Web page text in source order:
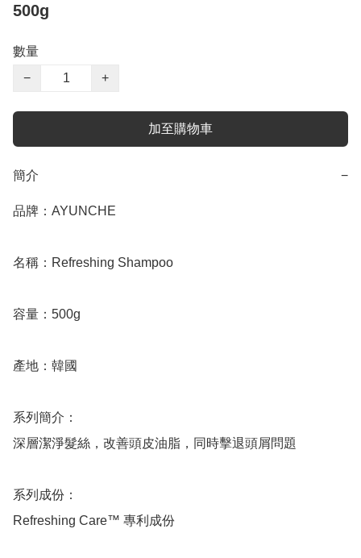
500g
數量
−
+
加至購物車
簡介 −
品牌：AYUNCHE
名稱：Refreshing Shampoo
容量：500g
產地：韓國
系列簡介：
深層潔淨髮絲，改善頭皮油脂，同時擊退頭屑問題
系列成份：
Refreshing Care™ 專利成份